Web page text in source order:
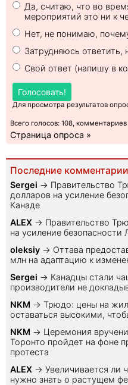
Да, считаю, что во
мероприятий это ни к
Нет, не понимаю,
Затрудняюсь ответить,
Свой ответ (напишу в
Голосовать!
Для просмотра результатов
Всего голосов: 108,
Страница опроса »
Последние комментарии
Sеrgei → Правительство
долларов на усиление
Канаде
ALEX → Правительство
на усиление
oleksiy → Оттава
млн на адаптацию к
Sеrgei → Канадцы стали
производители не
NKM → Трюдо: цены на
оставаться высокими,
NKM → Церемония
Торонто пройдет на фоне
протеста
ALEX → Увеличивается ли
нужно знать о растущем